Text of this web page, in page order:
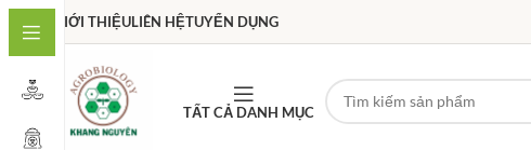
GIỚI THIỆULIÊN HỆTUYỂN DỤNG
TẤT CẢ DANH MỤC